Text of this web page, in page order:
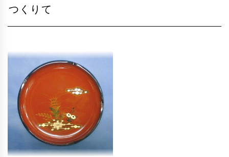
つくりて